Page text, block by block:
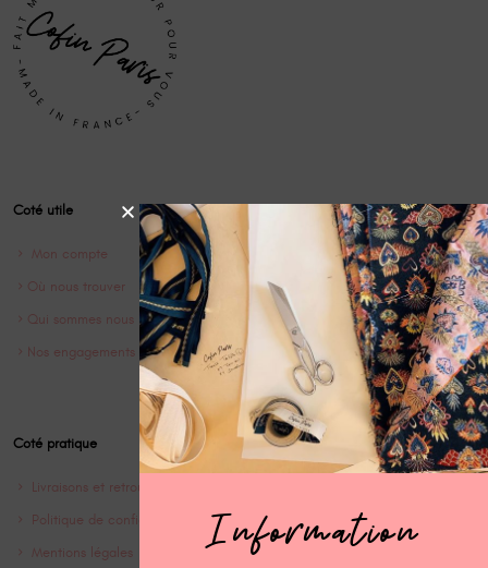
Coté utile
Mon compte
Où nous trouver
Qui sommes nous ?
Nos engagements
Coté pratique
Livraisons et retrours
Politique de confidentialité
Mentions légales
Information